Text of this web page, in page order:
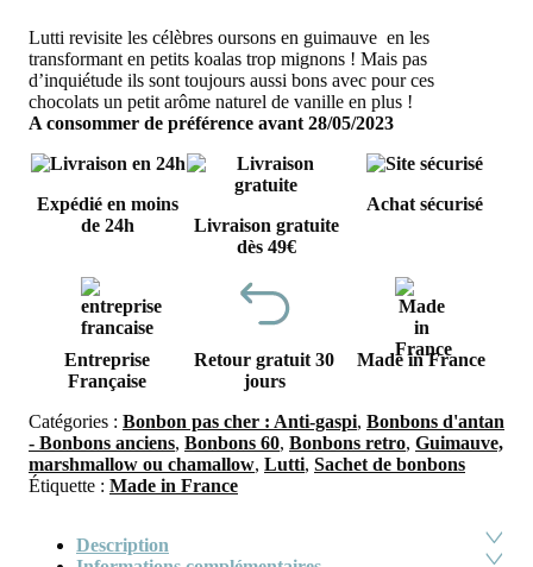
Lutti revisite les célèbres oursons en guimauve en les
transformant en petits koalas trop mignons ! Mais pas
d’inquiétude ils sont toujours aussi bons avec pour ces
chocolats un petit arôme naturel de vanille en plus !
A consommer de préférence avant 28/05/2023
Expédié en moins
de 24h
Livraison gratuite
dès 49€
Achat sécurisé
Entreprise
Française
Retour gratuit 30
jours
Made in France
Catégories : Bonbon pas cher : Anti-gaspi, Bonbons d'antan
- Bonbons anciens, Bonbons 60, Bonbons retro, Guimauve,
marshmallow ou chamallow, Lutti, Sachet de bonbons
Étiquette : Made in France
Description